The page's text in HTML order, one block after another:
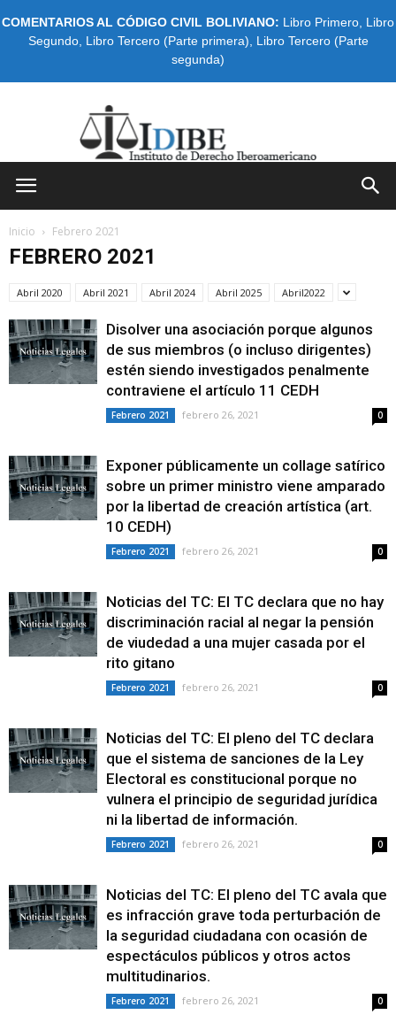
COMENTARIOS AL CÓDIGO CIVIL BOLIVIANO: Libro Primero Libro
Segundo, Libro Tercero (Parte primera)
Libro Tercero (Parte
segunda)
Inicio Febrero 2021
FEBRERO 2021
Abril 2020 Abril 2021 Abril 2024 Abril 2025 Abril2022
Disolver una asociación porque algunos
de sus miembros (o incluso dirigentes)
estén siendo investigados penalmente
contraviene el artículo 11 CEDH
Febrero 2021 febrero 26, 2021 0
Exponer públicamente un collage satírico
sobre un primer ministro viene amparado
por la libertad de creación artística (art.
10 CEDH)
Febrero 2021 febrero 26, 2021 0
Noticias del TC: El TC declara que no hay
discriminación racial al negar la pensión
de viudedad a una mujer casada por el
rito gitano
Febrero 2021 febrero 26, 2021 0
Noticias del TC: El pleno del TC declara
que el sistema de sanciones de la Ley
Electoral es constitucional porque no
vulnera el principio de seguridad jurídica
ni la libertad de información.
Febrero 2021 febrero 26, 2021 0
Noticias del TC: El pleno del TC avala que
es infracción grave toda perturbación de
la seguridad ciudadana con ocasión de
espectáculos públicos y otros actos
multitudinarios.
Febrero 2021 febrero 26, 2021 0